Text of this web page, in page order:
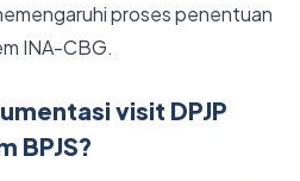
proses penentuan
INA-CBG.
visit DPJP
BPJS?